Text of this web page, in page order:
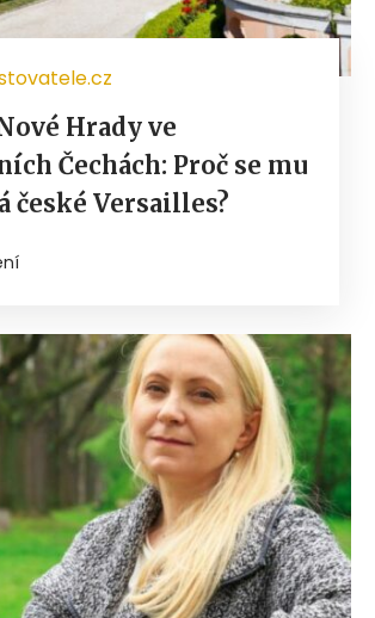
Hrady ve
Čechách: Proč se mu
české Versailles?